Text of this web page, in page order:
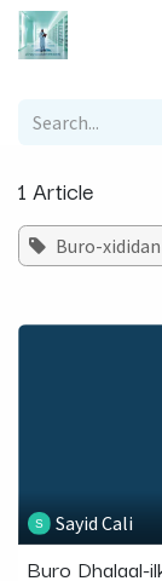
Skip to Content
1 Article
Buro-xididan
Sayid Cali
Buro Dhalaal-